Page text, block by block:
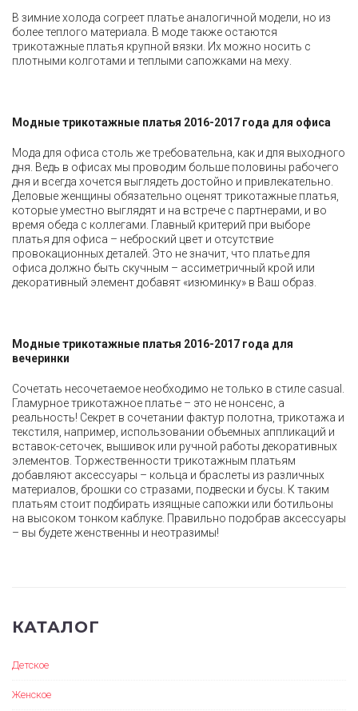
В зимние холода согреет платье аналогичной модели, но из
более теплого материала. В моде также остаются
трикотажные платья крупной вязки. Их можно носить с
плотными колготами и теплыми сапожками на меху.
Модные трикотажные платья 2016-2017 года для офиса
Мода для офиса столь же требовательна, как и для выходного
дня. Ведь в офисах мы проводим больше половины рабочего
дня и всегда хочется выглядеть достойно и привлекательно.
Деловые женщины обязательно оценят трикотажные платья,
которые уместно выглядят и на встрече с партнерами, и во
время обеда с коллегами. Главный критерий при выборе
платья для офиса – неброский цвет и отсутствие
провокационных деталей. Это не значит, что платье для
офиса должно быть скучным – ассиметричный крой или
декоративный элемент добавят «изюминку» в Ваш образ.
Модные трикотажные платья 2016-2017 года для
вечеринки
Сочетать несочетаемое необходимо не только в стиле casual.
Гламурное трикотажное платье – это не нонсенс, а
реальность! Секрет в сочетании фактур полотна, трикотажа и
текстиля, например, использовании объемных аппликаций и
вставок-сеточек, вышивок или ручной работы декоративных
элементов. Торжественности трикотажным платьям
добавляют аксессуары – кольца и браслеты из различных
материалов, брошки со стразами, подвески и бусы. К таким
платьям стоит подбирать изящные сапожки или ботильоны
на высоком тонком каблуке. Правильно подобрав аксессуары
– вы будете женственны и неотразимы!
КАТАЛОГ
Детское
Женское